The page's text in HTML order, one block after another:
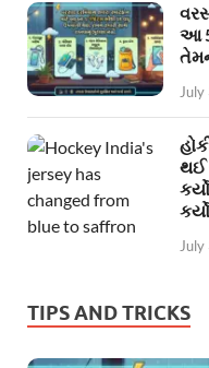
આ
થઈ
TIPS AND TRICKS